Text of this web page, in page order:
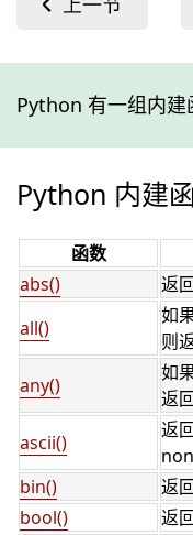
Python 有一组内建
Python 内建
函数
abs()
返
all()
如
则
any()
如
返
ascii()
返
bin()
返
bool()
返